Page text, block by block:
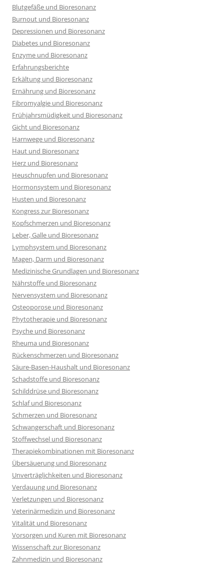
Blutgefäße und Bioresonanz
Burnout und Bioresonanz
Depressionen und Bioresonanz
Diabetes und Bioresonanz
Enzyme und Bioresonanz
Erfahrungsberichte
Erkältung und Bioresonanz
Ernährung und Bioresonanz
Fibromyalgie und Bioresonanz
Frühjahrsmüdigkeit und Bioresonanz
Gicht und Bioresonanz
Harnwege und Bioresonanz
Haut und Bioresonanz
Herz und Bioresonanz
Heuschnupfen und Bioresonanz
Hormonsystem und Bioresonanz
Husten und Bioresonanz
Kongress zur Bioresonanz
Kopfschmerzen und Bioresonanz
Leber, Galle und Bioresonanz
Lymphsystem und Bioresonanz
Magen, Darm und Bioresonanz
Medizinische Grundlagen und Bioresonanz
Nährstoffe und Bioresonanz
Nervensystem und Bioresonanz
Osteoporose und Bioresonanz
Phytotherapie und Bioresonanz
Psyche und Bioresonanz
Rheuma und Bioresonanz
Rückenschmerzen und Bioresonanz
Säure-Basen-Haushalt und Bioresonanz
Schadstoffe und Bioresonanz
Schilddrüse und Bioresonanz
Schlaf und Bioresonanz
Schmerzen und Bioresonanz
Schwangerschaft und Bioresonanz
Stoffwechsel und Bioresonanz
Therapiekombinationen mit Bioresonanz
Übersäuerung und Bioresonanz
Unverträglichkeiten und Bioresonanz
Verdauung und Bioresonanz
Verletzungen und Bioresonanz
Veterinärmedizin und Bioresonanz
Vitalität und Bioresonanz
Vorsorgen und Kuren mit Bioresonanz
Wissenschaft zur Bioresonanz
Zahnmedizin und Bioresonanz